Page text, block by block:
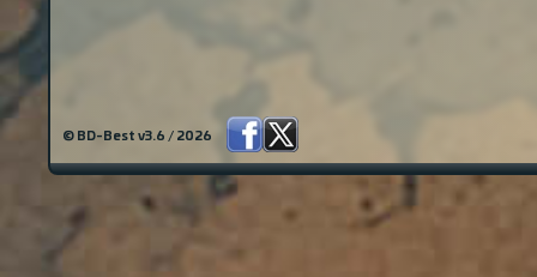
© BD-Best v3.6 / 2026